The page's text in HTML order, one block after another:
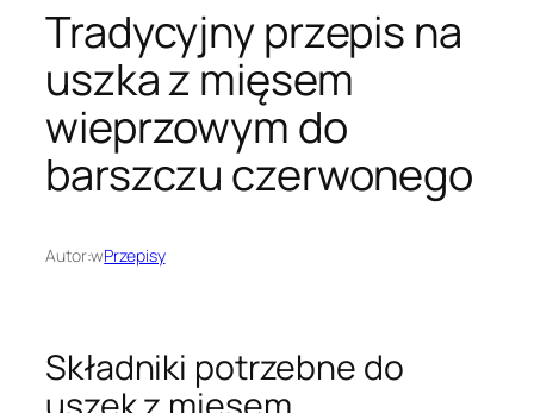
Tradycyjny przepis na
uszka z mięsem
wieprzowym do
barszczu czerwonego
Autor:wPrzepisy
Składniki potrzebne do